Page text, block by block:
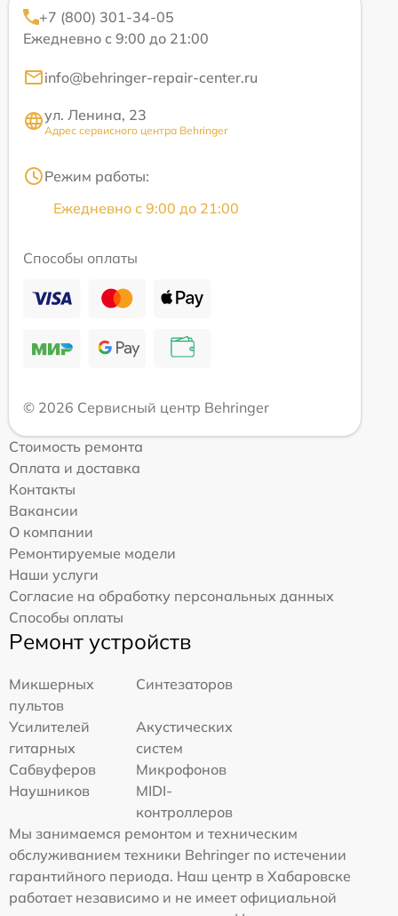
+7 (800) 301-34-05
Ежедневно с 9:00 до 21:00
info@behringer-repair-center.ru
ул. Ленина, 23
Адрес сервисного центра Behringer
Режим работы:
Ежедневно с 9:00 до 21:00
Способы оплаты
© 2026 Сервисный центр Behringer
Стоимость ремонта
Оплата и доставка
Контакты
Вакансии
О компании
Ремонтируемые модели
Наши услуги
Согласие на обработку персональных данных
Способы оплаты
Ремонт устройств
Микшерных
пультов
Синтезаторов
Усилителей
гитарных
Акустических
систем
Сабвуферов
Микрофонов
Наушников
MIDI-
контроллеров
Мы занимаемся ремонтом и техническим
обслуживанием техники Behringer по истечении
гарантийного периода. Наш центр в Хабаровске
работает независимо и не имеет официальной